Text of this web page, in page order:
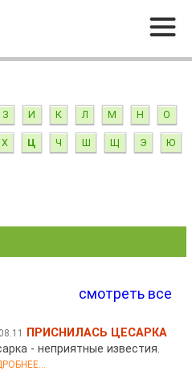
Меню
З И К Л М Н О
Х Ц Ч Ш Щ Э Ю
смотреть все
ПРИСНИЛАСЬ ЦЕСАРКА
- неприятные известия.